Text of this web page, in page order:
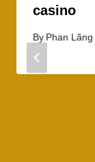
casino
By Phan Lãng